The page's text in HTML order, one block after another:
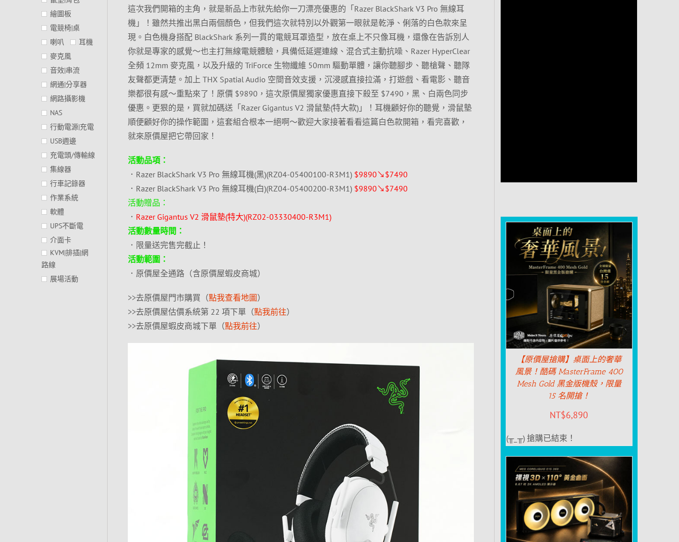
這次我們開箱的主角，就是新品上市就先給你一刀漂亮優惠的「Razer BlackShark V3 Pro 無線耳
機」！雖然共推出黑白兩個顏色，但我們這次就特別以外觀第一眼就是乾淨、俐落的白色款來呈
現。白色機身搭配 BlackShark 系列一貫的電競耳罩造型，放在桌上不只像耳機，還像在告訴別人
你就是專家的感覺～也主打無線電競體驗，具備低延遲連線、混合式主動抗噪、Razer HyperClear
全頻 12mm 麥克風，以及升級的 TriForce 生物纖維 50mm 驅動單體，讓你聽腳步、聽槍聲、聽隊
友聲都更清楚。加上 THX Spatial Audio 空間音效支援，沉浸感直接拉滿，打遊戲、看電影、聽音
樂都很有感～重點來了！原價 $9890，這次原價屋獨家優惠直接下殺至 $7490，黑、白兩色同步
優惠。更狠的是，買就加碼送「Razer Gigantus V2 滑鼠墊(特大款)」！耳機顧好你的聽覺，滑鼠墊
順便顧好你的操作範圍，這套組合根本一絕啊～歡迎大家接著看看這篇白色款開箱，看完喜歡，
就來原價屋把它帶回家！
活動品項：
．Razer BlackShark V3 Pro 無線耳機(黑)(RZ04-05400100-R3M1) $9890↘$7490
．Razer BlackShark V3 Pro 無線耳機(白)(RZ04-05400200-R3M1) $9890↘$7490
活動贈品：
． Razer Gigantus V2 滑鼠墊(特大)(RZ02-03330400-R3M1)
活動數量時間：
．限量送完售完截止！
活動範圍：
．原價屋全通路（含原價屋蝦皮商城）
>>去原價屋門市購買（點我查看地圖）
>>去原價屋估價系統第 22 項下單（點我前往）
>>去原價屋蝦皮商城下單（點我前往）
繪圖板
電競椅|桌
喇叭
耳機
麥克風
音效|串流
網通|分享器
網路攝影機
NAS
行動電源|充電
USB週邊
充電頭/傳輸線
集線器
行車記錄器
作業系統
軟體
UPS不斷電
介面卡
KVM|排插|網
路線
展場活動
【原價屋搶購】桌面上的奢華
風景！酷碼 MasterFrame 400
Mesh Gold 黑金版機殼，限量
15 名開搶！
NT$6,890
(╥_╥) 搶購已結束！